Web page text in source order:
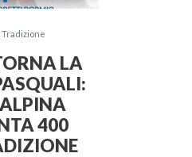
Tradizione
LA
400